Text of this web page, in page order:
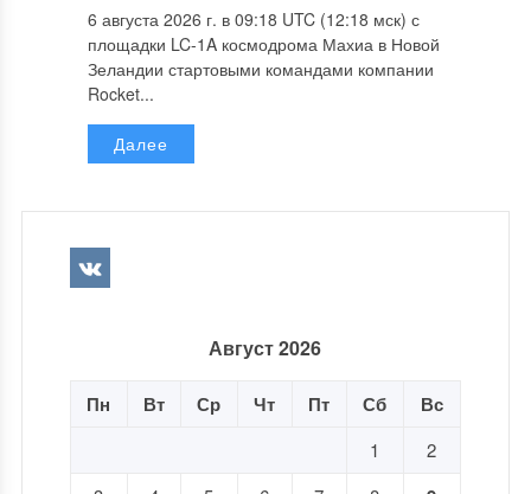
6 августа 2026 г. в 09:18 UTC (12:18 мск) с
площадки LC-1A космодрома Махиа в Новой
Зеландии стартовыми командами компании
Rocket...
Далее
Август 2026
Пн Вт Ср Чт Пт Сб Вс
1
2